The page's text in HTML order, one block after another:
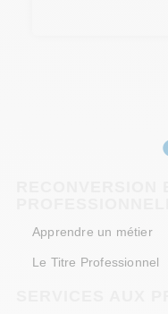
Apprendre un métier
Le Titre Professionnel